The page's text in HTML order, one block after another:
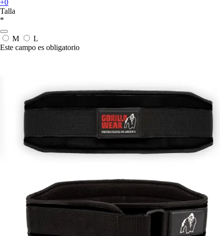
+0
Talla
*
M
L
Este campo es obligatorio